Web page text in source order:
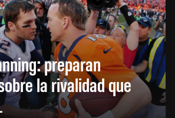
preparan
la rivalidad que